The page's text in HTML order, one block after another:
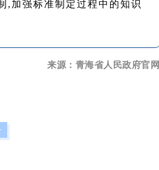
,加强标准制定过程中的知识
来源：青海省人民政府官网